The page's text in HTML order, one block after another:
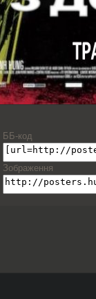
ББ-код
Зображення